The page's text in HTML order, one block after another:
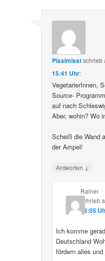
Pissimisstschrieb
15:41 Uhr:
VegetarierInnen,
Source-
auf nach
Aber, wohin? Wo
Scheiß die Wand
der Ampel!
Antworten ↓
Rainer
schrieb
23:05
Ich komme
Deutschland
fördern alles